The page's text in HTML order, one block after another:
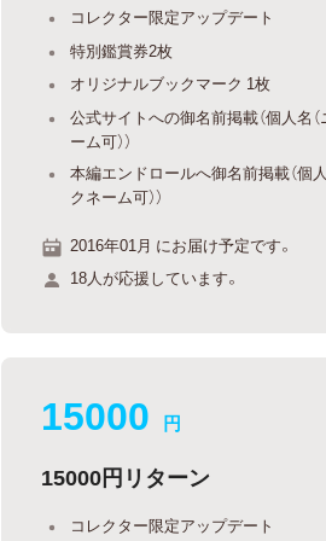
コレクター限定アップデート
特別鑑賞券2枚
オリジナルブックマーク 1枚
公式サイトへの御名前掲載（個人名
ーム可））
本編エンドロールへ御名前掲載（個
クネーム可））
2016年01月 にお届け予定です。
18人が応援しています。
15000 円
15000円リターン
コレクター限定アップデート